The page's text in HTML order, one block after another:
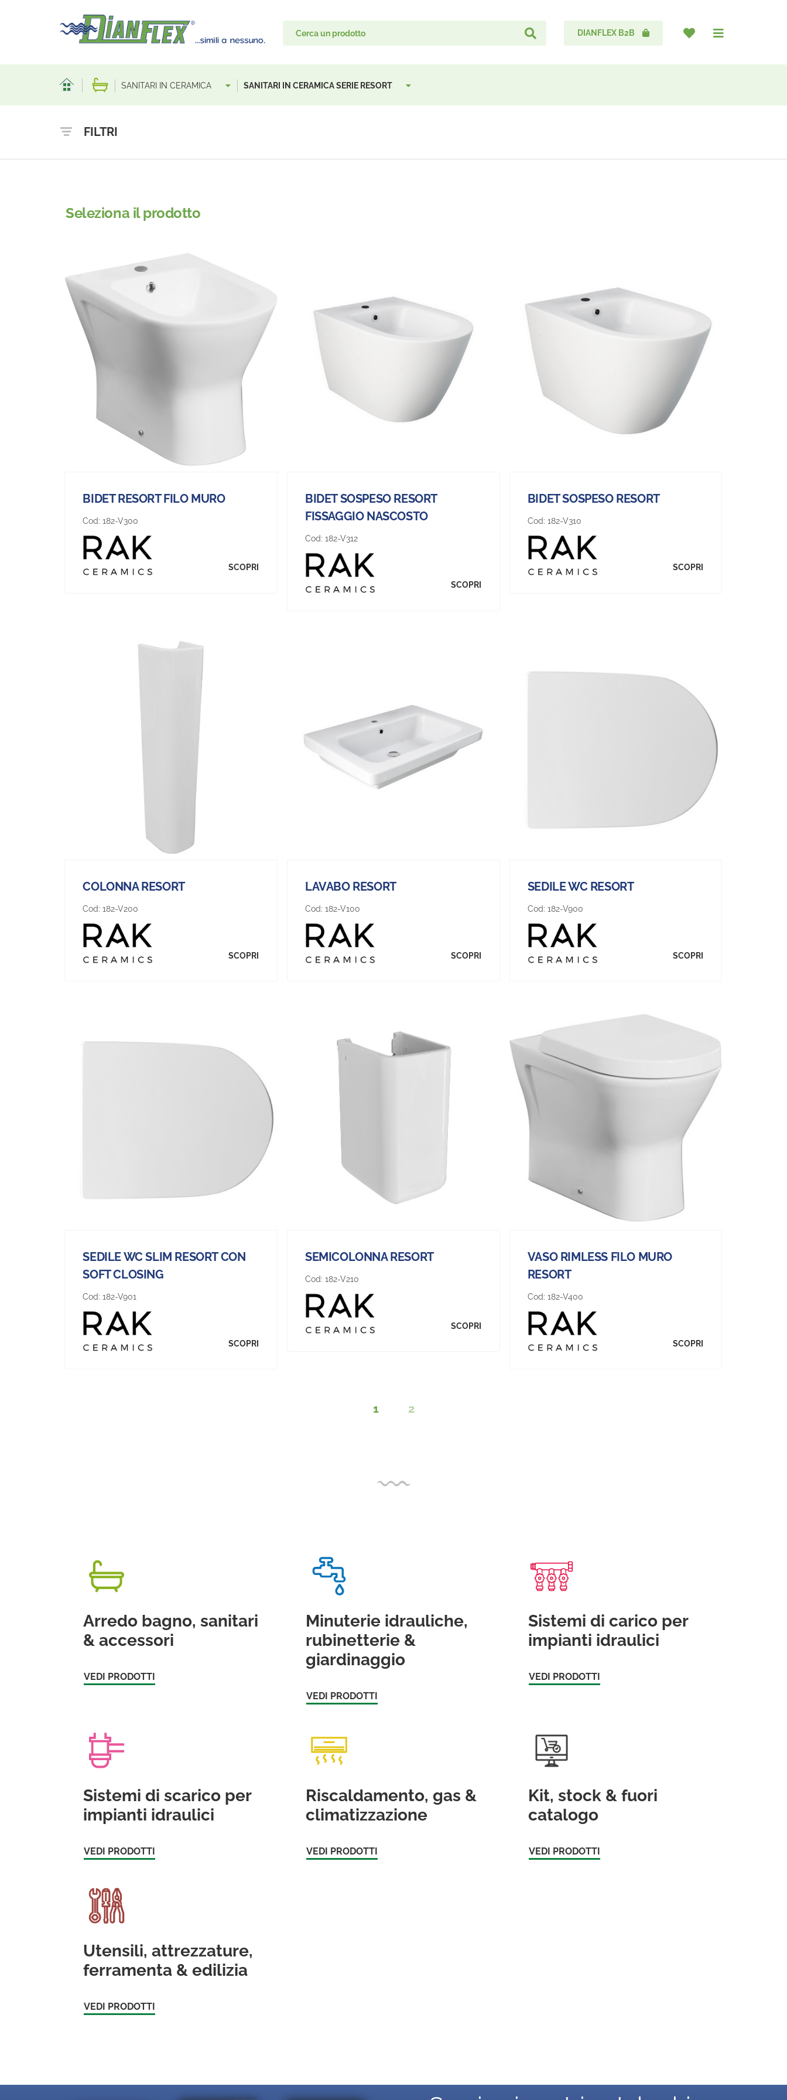
DIANFLEX B2B
SANITARI IN CERAMICA SANITARI IN CERAMICA SERIE RESORT
FILTRI
Seleziona il prodotto
BIDET RESORT FILO MURO
Cod:182-V300
SCOPRI
BIDET SOSPESO RESORT
FISSAGGIO NASCOSTO
Cod:182-V312
SCOPRI
BIDET SOSPESO RESORT
Cod: 182-V310
SCOPRI
COLONNA RESORT
Cod:182-V200
SCOPRI
LAVABO RESORT
Cod:182-V100
SCOPRI
SEDILE WC RESORT
Cod: 182-V900
SCOPRI
SEDILE WC SLIM RESORT CON
SOFT CLOSING
Cod:182-V901
SCOPRI
SEMICOLONNA RESORT
Cod:182-V210
SCOPRI
VASO RIMLESS FILO MURO
RESORT
Cod: 182-V400
SCOPRI
1 2
Arredo bagno, sanitari
& accessori
VEDI PRODOTTI
Minuterie idrauliche,
rubinetterie &
giardinaggio
VEDI PRODOTTI
Sistemi di carico per
impianti idraulici
VEDI PRODOTTI
Sistemi di scarico per
impianti idraulici
VEDI PRODOTTI
Riscaldamento, gas &
climatizzazione
VEDI PRODOTTI
Kit, stock & fuori
catalogo
VEDI PRODOTTI
Utensili, attrezzature,
ferramenta & edilizia
VEDI PRODOTTI